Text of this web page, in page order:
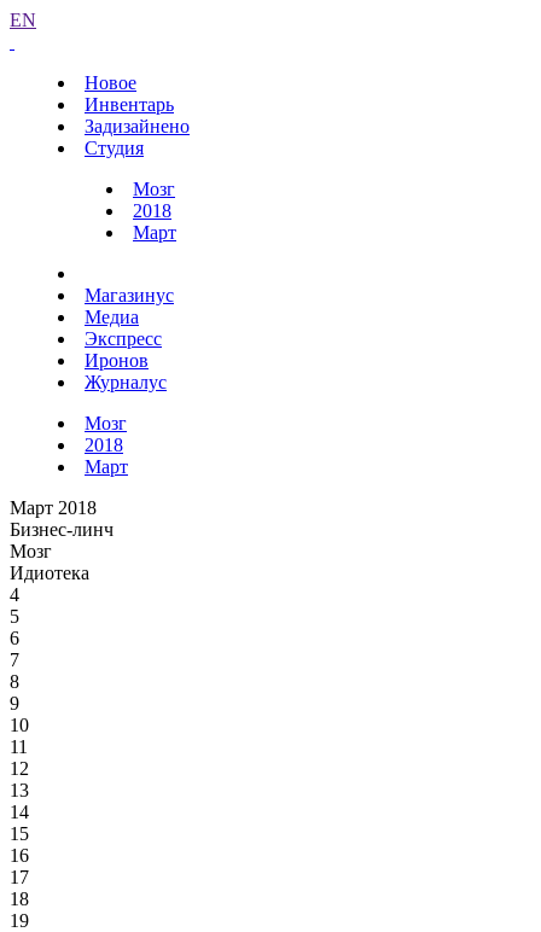
EN
Новое
Инвентарь
Задизайнено
Студия
Мозг
2018
Март
Магазинус
Медиа
Экспресс
Иронов
Журналус
Мозг
2018
Март
Март 2018
Бизнес-линч
Мозг
Идиотека
4
5
6
7
8
9
10
11
12
13
14
15
16
17
18
19